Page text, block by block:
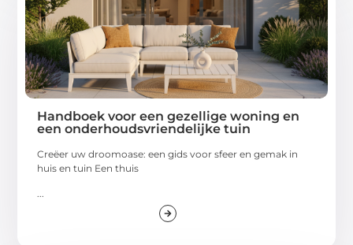
Handboek voor een gezellige woning en
een onderhoudsvriendelijke tuin
Creëer uw droomoase: een gids voor sfeer en gemak in
huis en tuin Een thuis
...